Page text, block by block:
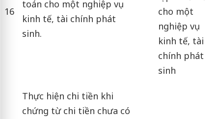
16
toán cho một nghiệp vụ
kinh tế, tài chính phát
sinh.
cho một
nghiệp vụ
kinh tế, tài
chính phát
sinh
Thực hiện chi tiền khi
chứng từ chi tiền chưa có